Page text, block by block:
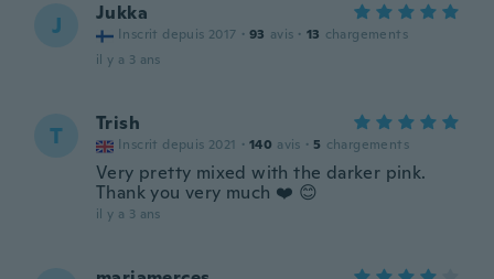
J Jukka
Inscrit depuis 2017 · 93 avis · 13 chargements
il y a 3 ans
T Trish
Inscrit depuis 2021 · 140 avis · 5 chargements
Very pretty mixed with the darker pink.
Thank you very much ❤️ 😊
il y a 3 ans